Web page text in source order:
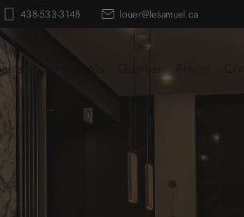
438-533-3148 louer@lesamuel.ca
Commodités